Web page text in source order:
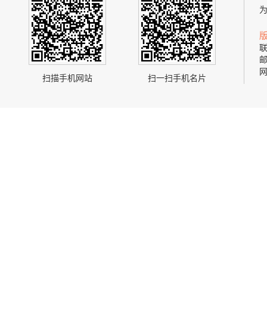
扫描手机网站 扫一扫手机名片